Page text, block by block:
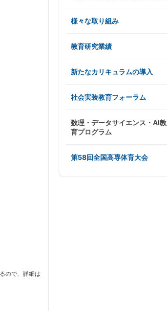
ので、詳細は
様々な取り組み
教育研究業績
新たなカリキュラムの導入
社会実装教育フォーラム
数理・データサイエンス・AI教
育プログラム
第58回全国高専体育大会